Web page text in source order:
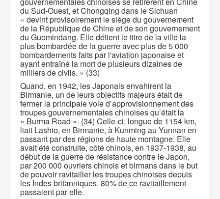
du Sud-Ouest, et Chongqing dans le Sichuan
« devint provisoirement le siège du gouvernement
de la République de Chine et de son gouvernement
du Guomindang. Elle détient le titre de la ville la
plus bombardée de la guerre avec plus de 5 000
bombardements faits par l'aviation japonaise et
ayant entraîné la mort de plusieurs dizaines de
milliers de civils. » (33)
Quand, en 1942, les Japonais envahirent la
Birmanie, un de leurs objectifs majeurs était de
fermer la principale voie d’approvisionnement des
troupes gouvernementales chinoises qu’était la
« Burma Road ». (34) Celle-ci, longue de 1154 km,
liait Lashio, en Birmanie, à Kunming au Yunnan en
passant par des régions de haute montagne. Elle
avait été construite, côté chinois, en 1937-1938, au
début de la guerre de résistance contre le Japon,
par 200 000 ouvriers chinois et birmans dans le but
de pouvoir ravitailler les troupes chinoises depuis
les Indes britanniques. 80% de ce ravitaillement
passaient par elle.